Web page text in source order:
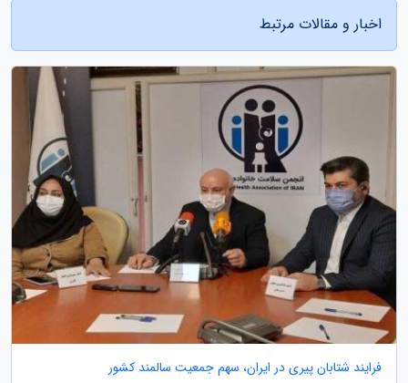
اخبار و مقالات مرتبط
فرایند شتابان پیری در ایران، سهم جمعیت سالمند کشور